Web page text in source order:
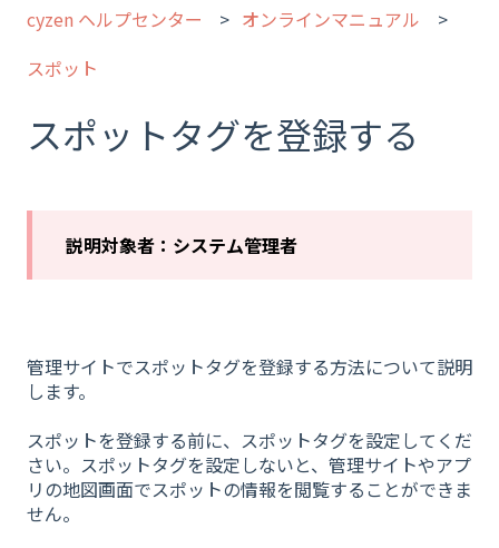
cyzen ヘルプセンター
オンラインマニュアル
スポット
スポットタグを登録する
説明対象者：システム管理者
管理サイトでスポットタグを登録する方法について説明
します。
スポットを登録する前に、スポットタグを設定してくだ
さい。スポットタグを設定しないと、管理サイトやアプ
リの地図画面でスポットの情報を閲覧することができま
せん。